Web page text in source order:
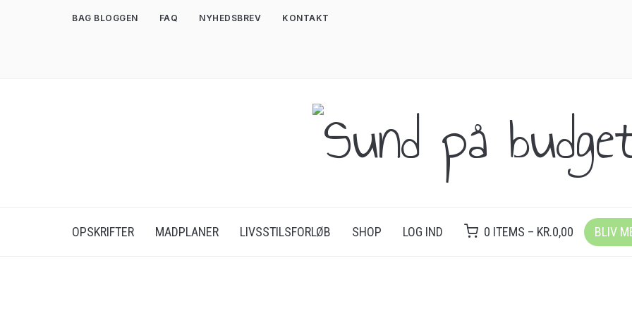
BAG BLOGGEN FAQ NYHEDSBREV KONTAKT
OPSKRIFTER MADPLANER LIVSSTILSFORLØB SHOP LOG IND BLIV
0 ITEMS – KR.0,00